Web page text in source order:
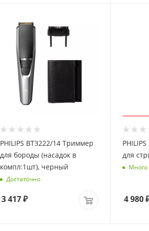
PHILIPS BT3222/14 Триммер
для бороды (насадок в
компл:1шт), черный
Достаточно
3 417₽
PHILIPS
для
Много
4 980